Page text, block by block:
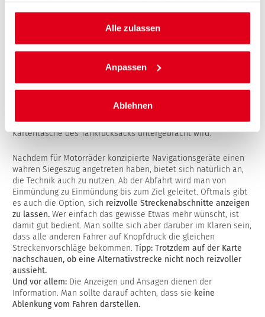
gesammelt haben.
Alle zulassen
Anpassen
Ablehnen
DIE KARTE IST NOCH AKTUELL:
Aller elektronischer Hilfsmittel zum Trotz: Die gute alte
Straßenkarte hat noch längst nicht ausgedient. Kein anderes
Medium bietet dieKombination aus Gesamtüberblick und
eingezeichneten Nebenstrecken.Eine tourentauglich Karte
1:300.000aufweisen. Fahrradkarten dagegen sind zu
kleinräumig angelegt. Aus der ausgearbeiteten Strecke
entsteht ein Roadbook mit den wichtigsten
Streckeninformationen , dass zum Not auch in der
Kartentasche des Tankrucksacks untergebracht wird.
Nachdem für Motorräder konzipierte Navigationsgeräte einen
wahren Siegeszug angetreten haben, bietet sich natürlich an,
die Technik auch zu nutzen. Ab der Abfahrt wird man von
Einmündung zu Einmündung bis zum Ziel geleitet. Oftmals gibt
es auch die Option, sich reizvolle Streckenabschnitte anzeigen
zu lassen. Wer einfach das gewisse Etwas mehr wünscht, ist
damit gut bedient. Man sollte sich aber darüber im Klaren sein,
dass alle anderen Fahrer auf Knopfdruck die gleichen
Streckenvorschläge bekommen. Tipp: Trotzdem auf der Karte
nachschauen, ob eine Alternativstrecke nicht noch reizvoller
aussieht.
Und vor allem: Die Anzeigen und Ansagen dienen der
Information. Man sollte darauf achten, dass sie keine
Ablenkung vom Fahren darstellen.